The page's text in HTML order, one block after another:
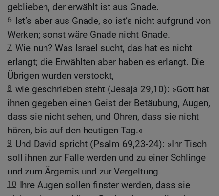
geblieben, der erwählt ist aus Gnade.
6 Ist’s aber aus Gnade, so ist’s nicht aufgrund von
Werken; sonst wäre Gnade nicht Gnade.
7 Wie nun? Was Israel sucht, das hat es nicht
erlangt; die Erwählten aber haben es erlangt. Die
Übrigen wurden verstockt,
8 wie geschrieben steht (Jesaja 29,10): »Gott hat
ihnen gegeben einen Geist der Betäubung, Augen,
dass sie nicht sehen, und Ohren, dass sie nicht
hören, bis auf den heutigen Tag.«
9 Und David spricht (Psalm 69,23-24): »Ihr Tisch
soll ihnen zur Falle werden und zu einer Schlinge
und zum Ärgernis und zur Vergeltung.
10 Ihre Augen sollen finster werden, dass sie